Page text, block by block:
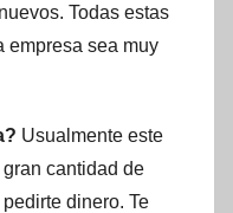
Todas estas
empresa sea muy
Usualmente este
cantidad de
dinero. Te